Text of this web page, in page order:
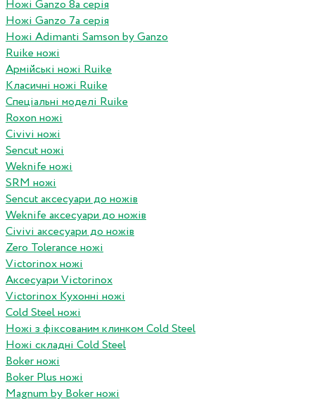
Ножі Ganzo 8а серія
Ножі Ganzo 7а серія
Ножі Adimanti Samson by Ganzo
Ruike ножі
Армійські ножі Ruike
Класичні ножі Ruike
Спеціальні моделі Ruike
Roxon ножi
Civivi ножі
Sencut ножі
Weknife ножі
SRM ножі
Sencut аксесуари до ножів
Weknife аксесуари до ножів
Civivi аксесуари до ножів
Zero Tolerance ножі
Victorinox ножі
Аксесуари Victorinox
Victorinox Кухонні ножі
Cold Steel ножі
Ножі з фіксованим клинком Cold Steel
Ножі складні Cold Steel
Boker ножі
Boker Plus ножі
Magnum by Boker ножі